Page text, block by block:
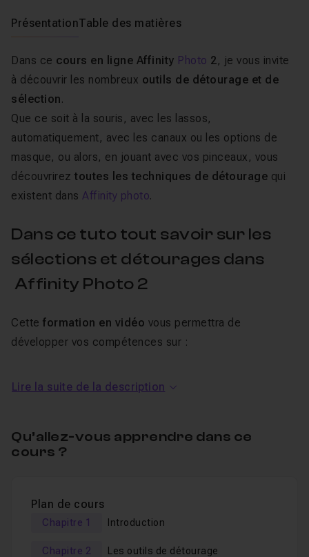
PrésentationTable des matières
Dans ce cours en ligne Affinity Photo 2, je vous invite
à découvrir les nombreux outils de détourage et de
sélection.
Que ce soit à la souris, avec les lassos,
automatiquement, avec les canaux ou les options de
masque, ou alors, en jouant avec vos pinceaux, vous
découvrirez toutes les techniques de détourage qui
existent dans Affinity photo.
Dans ce tuto tout savoir sur les
sélections et détourages dans
Affinity Photo 2
Cette formation en vidéo vous permettra de
développer vos compétences sur :
Les masques de calque,
Un fois la théorie acquise, nous passerons par la
pratique, avec 4 exercices de sélection
Lire la suite de la description
Qu’allez-vous apprendre dans ce
cours ?
Plan de cours
Chapitre 1 Introduction
Chapitre 2 Les outils de détourage